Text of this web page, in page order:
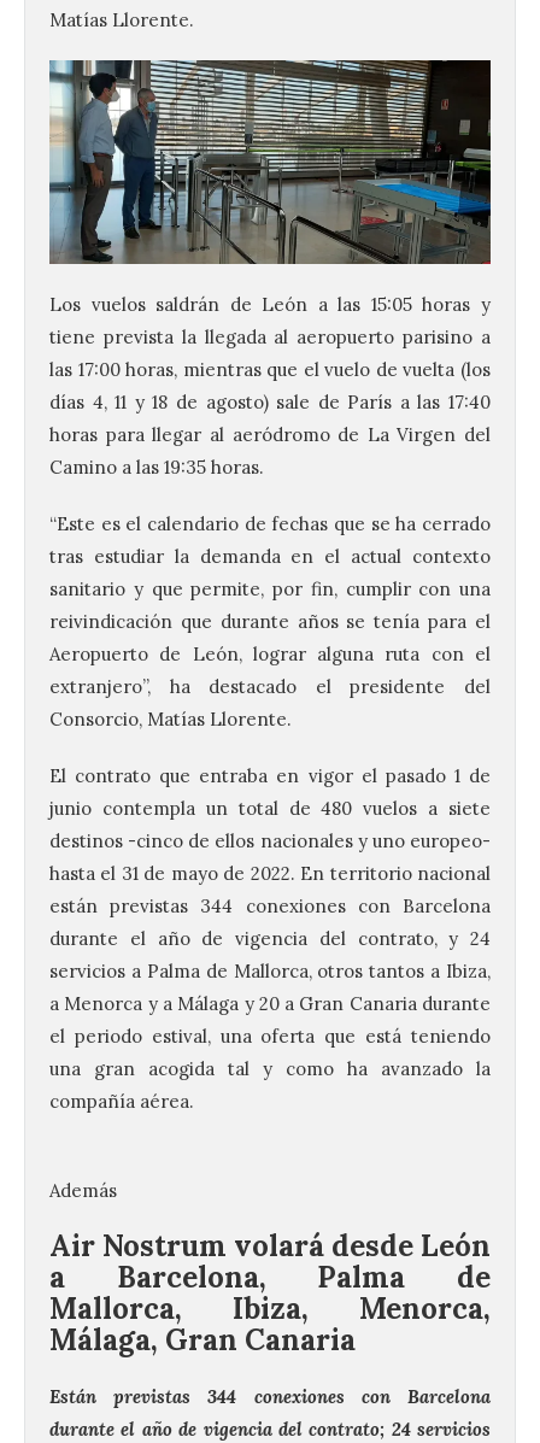
Matías Llorente.
Los vuelos saldrán de León a las 15:05 horas y
tiene prevista la llegada al aeropuerto parisino a
las 17:00 horas, mientras que el vuelo de vuelta (los
días 4, 11 y 18 de agosto) sale de París a las 17:40
horas para llegar al aeródromo de La Virgen del
Camino a las 19:35 horas.
“Este es el calendario de fechas que se ha cerrado
tras estudiar la demanda en el actual contexto
sanitario y que permite, por fin, cumplir con una
reivindicación que durante años se tenía para el
Aeropuerto de León, lograr alguna ruta con el
extranjero”, ha destacado el presidente del
Consorcio, Matías Llorente.
El contrato que entraba en vigor el pasado 1 de
junio contempla un total de 480 vuelos a siete
destinos -cinco de ellos nacionales y uno europeo-
hasta el 31 de mayo de 2022. En territorio nacional
están previstas 344 conexiones con Barcelona
durante el año de vigencia del contrato, y 24
servicios a Palma de Mallorca, otros tantos a Ibiza,
a Menorca y a Málaga y 20 a Gran Canaria durante
el periodo estival, una oferta que está teniendo
una gran acogida tal y como ha avanzado la
compañía aérea.
Además
Air Nostrum volará desde León
a Barcelona, Palma de
Mallorca, Ibiza, Menorca,
Málaga, Gran Canaria
Están previstas 344 conexiones con Barcelona
durante el año de vigencia del contrato; 24 servicios